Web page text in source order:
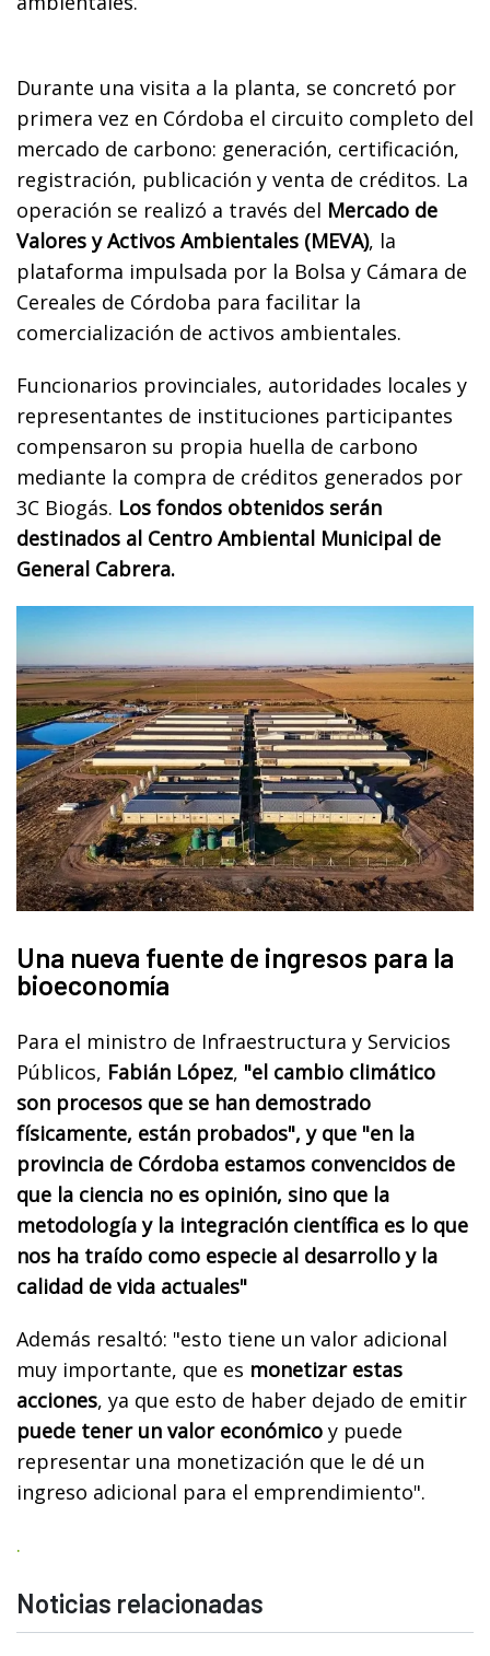
Durante una visita a la planta, se concretó por
primera vez en Córdoba el circuito completo del
mercado de carbono: generación, certificación,
registración, publicación y venta de créditos. La
operación se realizó a través del Mercado de
Valores y Activos Ambientales (MEVA), la
plataforma impulsada por la Bolsa y Cámara de
Cereales de Córdoba para facilitar la
comercialización de activos ambientales.
Funcionarios provinciales, autoridades locales y
representantes de instituciones participantes
compensaron su propia huella de carbono
mediante la compra de créditos generados por
3C Biogás. Los fondos obtenidos serán
destinados al Centro Ambiental Municipal de
General Cabrera.
Una nueva fuente de ingresos para la
bioeconomía
Para el ministro de Infraestructura y Servicios
Públicos, Fabián López, "el cambio climático
son procesos que se han demostrado
físicamente, están probados", y que "en la
provincia de Córdoba estamos convencidos de
que la ciencia no es opinión, sino que la
metodología y la integración científica es lo que
nos ha traído como especie al desarrollo y la
calidad de vida actuales"
Además resaltó: "esto tiene un valor adicional
muy importante, que es monetizar estas
acciones, ya que esto de haber dejado de emitir
puede tener un valor económico y puede
representar una monetización que le dé un
ingreso adicional para el emprendimiento".
.
Noticias relacionadas